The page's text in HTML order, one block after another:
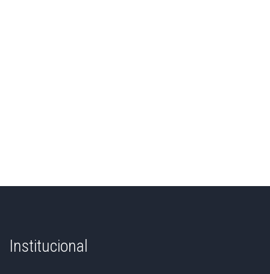
Institucional